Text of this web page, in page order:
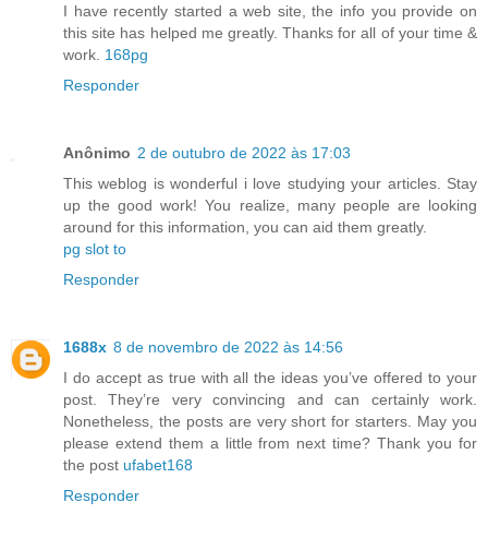
I have recently started a web site, the info you provide on
this site has helped me greatly. Thanks for all of your time &
work. 168pg
Responder
Anônimo 2 de outubro de 2022 às 17:03
This weblog is wonderful i love studying your articles. Stay
up the good work! You realize, many people are looking
around for this information, you can aid them greatly.
pg slot to
Responder
1688x 8 de novembro de 2022 às 14:56
I do accept as true with all the ideas you’ve offered to your
post. They’re very convincing and can certainly work.
Nonetheless, the posts are very short for starters. May you
please extend them a little from next time? Thank you for
the post ufabet168
Responder